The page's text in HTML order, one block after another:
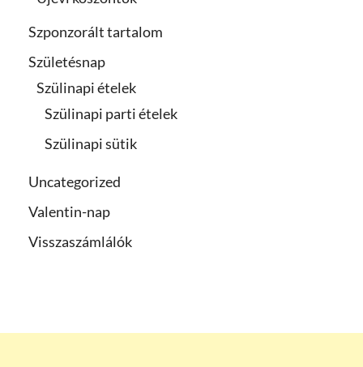
Szponzorált tartalom
Születésnap
Szülinapi ételek
Szülinapi parti ételek
Szülinapi sütik
Uncategorized
Valentin-nap
Visszaszámlálók